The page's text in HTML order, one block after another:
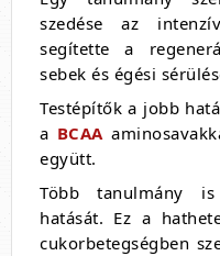
szedése az
segítette a
sebek és égési
Testépítők a jobb
a BCAA
együtt.
Több tanulmány
hatását. Ez a
cukorbetegségben